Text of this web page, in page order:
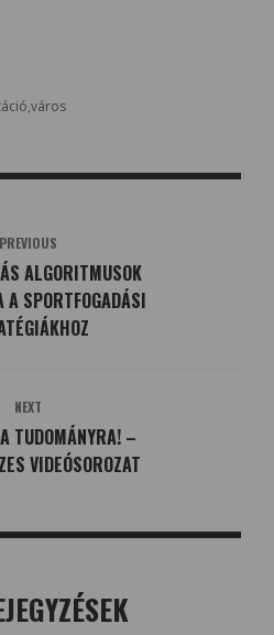
város
PREVIOUS
ALGORITMUSOK
A SPORTFOGADÁSI
NEXT
TUDOMÁNYRA! –
VIDEÓSOROZAT